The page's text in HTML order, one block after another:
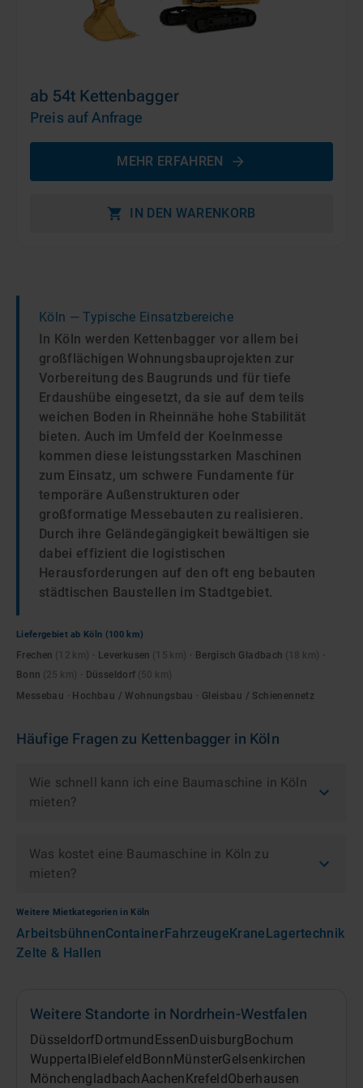
ab 54t Kettenbagger
Preis auf Anfrage
MEHR ERFAHREN
IN DEN WARENKORB
Köln — Typische Einsatzbereiche
In Köln werden Kettenbagger vor allem bei
großflächigen Wohnungsbauprojekten zur
Vorbereitung des Baugrunds und für tiefe
Erdaushübe eingesetzt, da sie auf dem teils
weichen Boden in Rheinnähe hohe Stabilität
bieten. Auch im Umfeld der Koelnmesse
kommen diese leistungsstarken Maschinen
zum Einsatz, um schwere Fundamente für
temporäre Außenstrukturen oder
großformatige Messebauten zu realisieren.
Durch ihre Geländegängigkeit bewältigen sie
dabei effizient die logistischen
Herausforderungen auf den oft eng bebauten
städtischen Baustellen im Stadtgebiet.
Liefergebiet ab Köln (100 km)
Frechen · Leverkusen · Bergisch Gladbach
·
Bonn
· Düsseldorf
Messebau · Hochbau / Wohnungsbau · Gleisbau / Schienennetz
Häufige Fragen zu Kettenbagger in Köln
Wie schnell kann ich eine Baumaschine in Köln
mieten?
Was kostet eine Baumaschine in Köln zu
mieten?
Weitere Mietkategorien in Köln
ArbeitsbühnenContainerFahrzeugeKraneLagertechnik
Zelte & Hallen
Weitere Standorte in Nordrhein-Westfalen
DüsseldorfDortmund Essen Duisburg Bochum
Wuppertal Bielefeld Bonn MünsterGelsenkirchen
MönchengladbachAachen Krefeld Oberhausen